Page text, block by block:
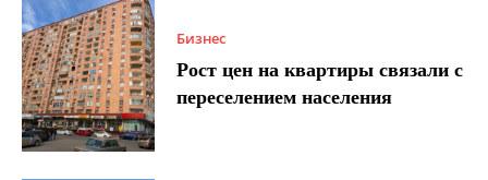
Бизнес
Рост цен на квартиры связали с
переселением населения